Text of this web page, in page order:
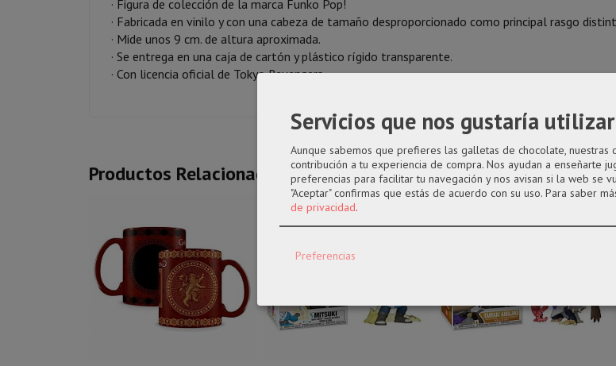
· Figura de colección de la marca Funko Pop!
· Fabricada en vinilo y con una cabeza de tamaño desproporcionado como principal rasgo
· Mide unos 9 cm. de altura aproximada.
· Se entrega en una caja de cartón y plástico rígido transparente.
· Con licencia oficial de Tokyo Revengers
Productos Relacionados
Servicios que nos gustaría utilizar
Aunque sabemos que prefieres las galletas de chocolate, nuestras
contribución a tu experiencia de compra. Nos ayudan a enseñarte
preferencias para facilitar tu navegación y nos avisan si la web se
"Aceptar" confirmas que estás de acuerdo con su uso. Para saber
de privacidad.
Preferencias